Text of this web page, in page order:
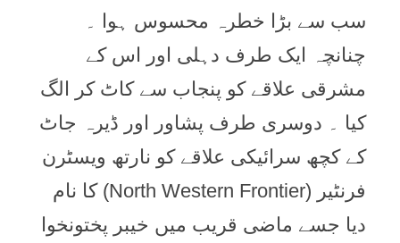
سب سے بڑا خطرہ محسوس ہوا ۔
چنانچہ ایک طرف دہلی اور اس کے
مشرقی علاقے کو پنجاب سے کاٹ کر الگ
کیا ۔ دوسری طرف پشاور اور ڈیرہ جاٹ
کے کچھ سرائیکی علاقے کو نارتھ ویسٹرن
فرنٹیر (North Western Frontier) کا نام
دیا جسے ماضی قریب میں خیبر پختونخوا